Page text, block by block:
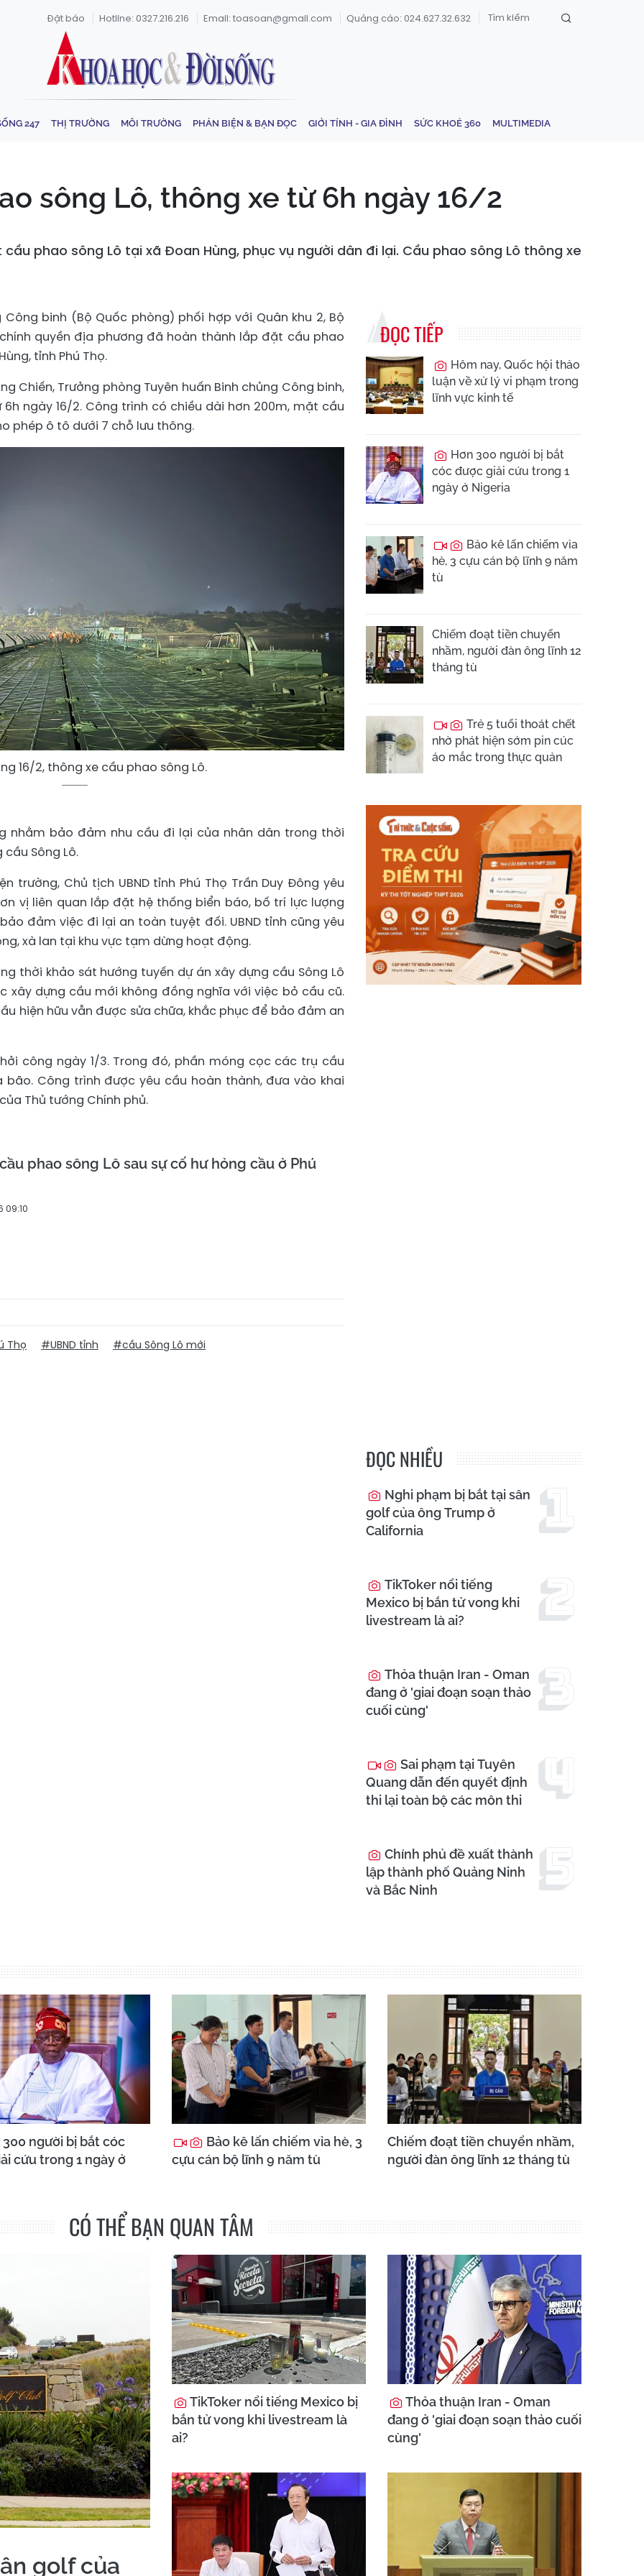
Đặt báo Hotline: 0327.216.216 Email: toasoan@gmail.com Quảng cáo: 024.627.32.632
247 THỊ TRƯỜNG MÔI TRƯỜNG PHẢN BIỆN & BẠN ĐỌC GIỚI TÍNH - GIA ĐÌNH SỨC KHOẺ 360 MULTIMEDIA
sông Lô, thông xe từ 6h ngày 16/2
phao sông Lô tại xã Đoan Hùng, phục vụ người dân đi lại. Cầu phao sông Lô thông xe
Công binh (Bộ Quốc phòng) phối hợp với Quân khu 2, Bộ
quyền địa phương đã hoàn thành lắp đặt cầu phao
tỉnh Phú Thọ.
Chiến, Trưởng phòng Tuyên huấn Binh chủng Công binh,
ngày 16/2. Công trình có chiều dài hơn 200m, mặt cầu
phép ô tô dưới 7 chỗ lưu thông.
16/2, thông xe cầu phao sông Lô.
nhằm bảo đảm nhu cầu đi lại của nhân dân trong thời
Sông Lô.
trường, Chủ tịch UBND tỉnh Phú Thọ Trần Duy Đông yêu
vị liên quan lắp đặt hệ thống biển báo, bố trí lực lượng
đảm việc đi lại an toàn tuyệt đối. UBND tỉnh cũng yêu
xà lan tại khu vực tạm dừng hoạt động.
thời khảo sát hướng tuyến dự án xây dựng cầu Sông Lô
xây dựng cầu mới không đồng nghĩa với việc bỏ cầu cũ.
hiện hữu vẫn được sửa chữa, khắc phục để bảo đảm an
công ngày 1/3. Trong đó, phần móng cọc các trụ cầu
Công trình được yêu cầu hoàn thành, đưa vào khai
Thủ tướng Chính phủ.
phao sông Lô sau sự cố hư hỏng cầu ở Phú
09:10
Thọ #UBND tỉnh #cầu Sông Lô mới
ĐỌC TIẾP
Hôm nay, Quốc hội thảo
luận về xử lý vi phạm trong
lĩnh vực kinh tế
Hơn 300 người bị bắt
cóc được giải cứu trong 1
ngày ở Nigeria
Bảo kê lấn chiếm vỉa
hè, 3 cựu cán bộ lĩnh 9 năm
tù
Chiếm đoạt tiền chuyển
nhầm, người đàn ông lĩnh 12
tháng tù
Trẻ 5 tuổi thoát chết
nhờ phát hiện sớm pin cúc
áo mắc trong thực quản
ĐỌC NHIỀU
Nghi phạm bị bắt tại sân
golf của ông Trump ở
California
TikToker nổi tiếng
Mexico bị bắn tử vong khi
livestream là ai?
Thỏa thuận Iran - Oman
đang ở 'giai đoạn soạn thảo
cuối cùng'
Sai phạm tại Tuyên
Quang dẫn đến quyết định
thi lại toàn bộ các môn thi
Chính phủ đề xuất thành
lập thành phố Quảng Ninh
và Bắc Ninh
300 người bị bắt cóc
cứu trong 1 ngày ở
Bảo kê lấn chiếm vỉa hè, 3
cựu cán bộ lĩnh 9 năm tù
Chiếm đoạt tiền chuyển nhầm,
người đàn ông lĩnh 12 tháng tù
CÓ THỂ BẠN QUAN TÂM
golf của
TikToker nổi tiếng Mexico bị
bắn tử vong khi livestream là
ai?
Thỏa thuận Iran - Oman
đang ở 'giai đoạn soạn thảo cuối
cùng'